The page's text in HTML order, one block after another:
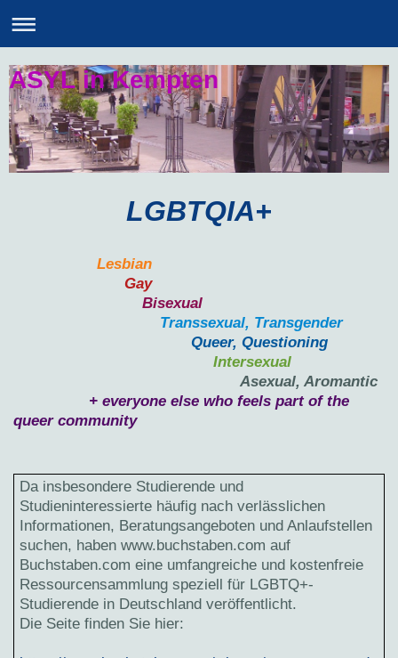
ASYL in Kempten
LGBTQIA+
Lesbian
Gay
Bisexual
Transsexual, Transgender
Queer, Questioning
Intersexual
Asexual, Aromantic
+ everyone else who feels part of the
queer community
Da insbesondere Studierende und
Studieninteressierte häufig nach verlässlichen
Informationen, Beratungsangeboten und Anlaufstellen
suchen, haben www.buchstaben.com auf
Buchstaben.com eine umfangreiche und kostenfreie
Ressourcensammlung speziell für LGBTQ+-
Studierende in Deutschland veröffentlicht.
Die Seite finden Sie hier: